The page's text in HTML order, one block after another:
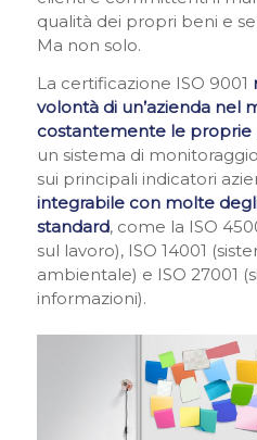
qualità dei propri beni e
Ma non solo.
La certificazione ISO 9001
volontà di un’azienda nel
costantemente le
un sistema di
sui principali indicatori
integrabile con molte
standard, come la ISO
sul lavoro), ISO 14001
ambientale) e ISO 27001
informazioni).